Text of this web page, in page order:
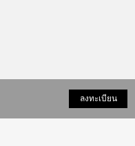
ลงทะเบียน